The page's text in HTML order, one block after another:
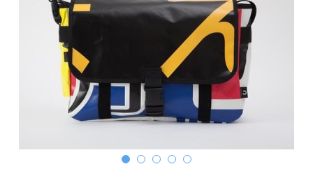
FEATURES
PROCESS
STORE
GALLERY
商品一覧